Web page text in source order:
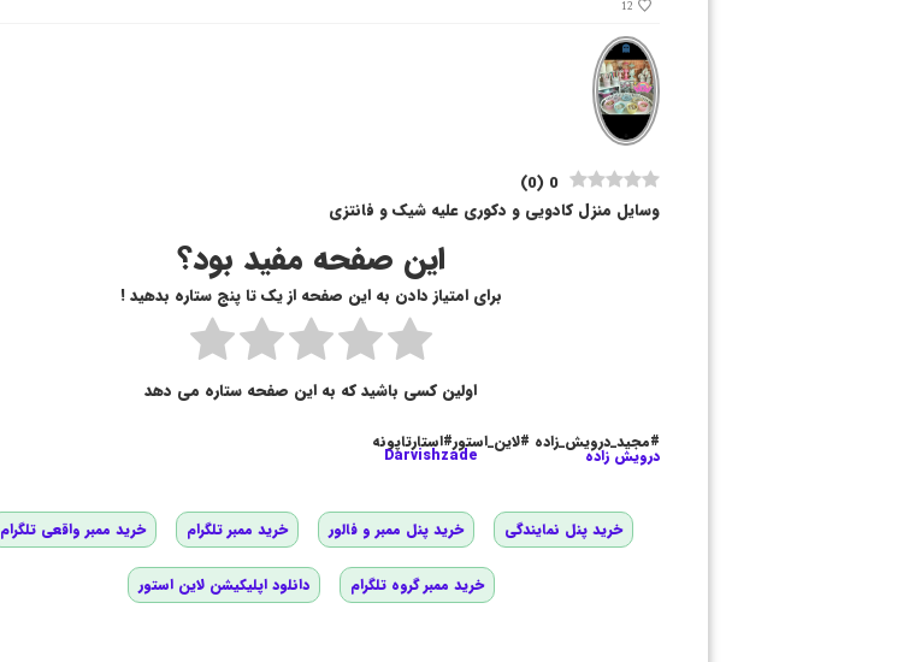
12
0
(
0
)
وسایل منزل کادویی و دکوری علیه شیک و فانتزی
این صفحه مفید بود؟
برای امتیاز دادن به این صفحه از یک تا پنج ستاره بدهید !
اولین کسی باشید که به این صفحه ستاره می دهد
#مجید_درویش_زاده #لاین_استور#استارتاپونه
درویش زاده Darvishzade
خرید پنل نمایندگی خرید پنل ممبر و فالور خرید ممبر تلگرام خرید ممبر واقعی تلگرام
خرید ممبر گروه تلگرام دانلود اپلیکیشن لاین استور